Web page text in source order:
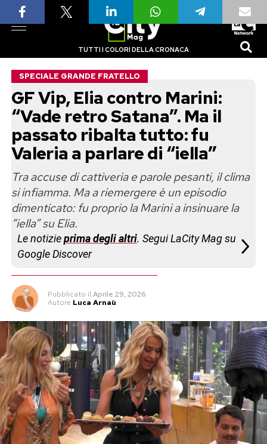
TUTTI I COLORI DELLA CRONACA
SPECIALE GRANDE FRATELLO
GF Vip, Elia contro Marini:
“Vade retro Satana”. Ma il
passato ribalta tutto: fu
Valeria a parlare di “iella”
Tra accuse di cattiveria e parole pesanti, il clima
si infiamma. Ma a riemergere è un episodio
dimenticato: fu proprio la Marini a insinuare la
“iella” su Elia.
Le notizieprima degli altri. Segui LaCity Mag su
Google Discover
Pubblicato il Aprile 29, 2026
Autore Luca Arnaù